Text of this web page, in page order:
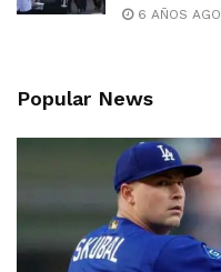
6 AÑOS AGO
Popular News